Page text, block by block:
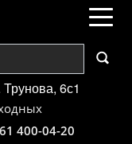
6с1
400-04-20